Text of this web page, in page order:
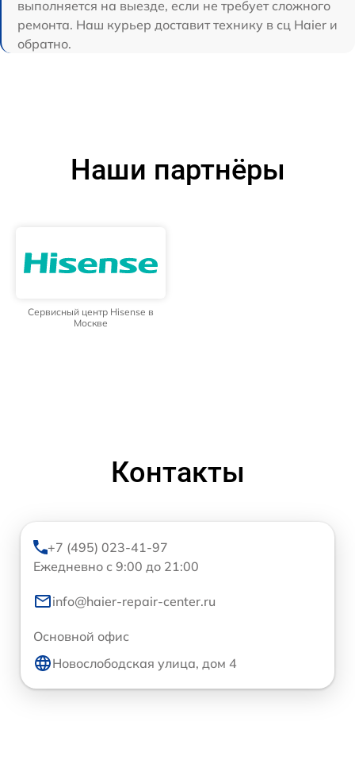
выполняется на выезде, если не требует сложного
ремонта. Наш курьер доставит технику в сц Haier и
обратно.
Наши партнёры
Сервисный центр Hisense в
Москве
Контакты
+7 (495) 023-41-97
Ежедневно с 9:00 до 21:00
info@haier-repair-center.ru
Основной офис
Новослободская улица, дом 4